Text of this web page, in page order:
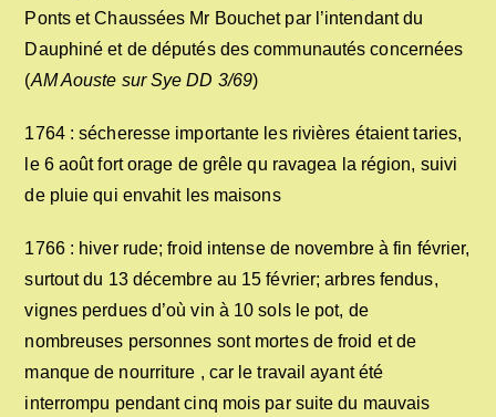
Ponts et Chaussées Mr Bouchet par l’intendant du
Dauphiné et de députés des communautés concernées
(AM Aouste sur Sye DD 3/69)
1764 : sécheresse importante les rivières étaient taries,
le 6 août fort orage de grêle qu ravagea la région, suivi
de pluie qui envahit les maisons
1766 : hiver rude; froid intense de novembre à fin février,
surtout du 13 décembre au 15 février; arbres fendus,
vignes perdues d’où vin à 10 sols le pot, de
nombreuses personnes sont mortes de froid et de
manque de nourriture , car le travail ayant été
interrompu pendant cinq mois par suite du mauvais